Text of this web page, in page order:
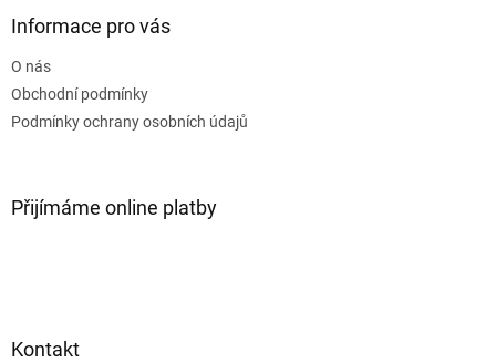
Informace pro vás
O nás
Obchodní podmínky
Podmínky ochrany osobních údajů
Přijímáme online platby
Kontakt